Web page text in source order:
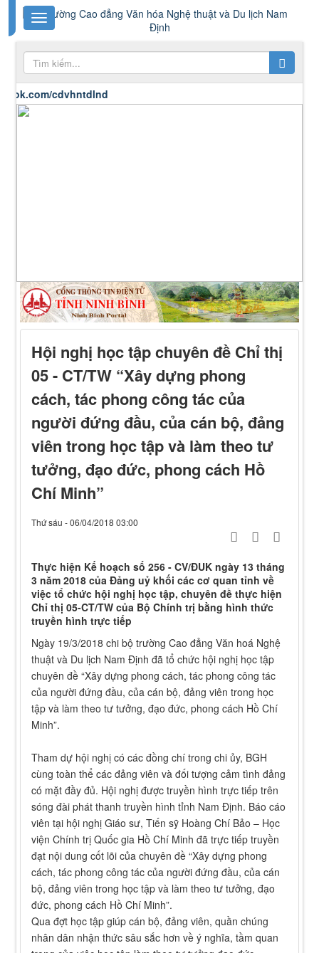
cdvhntdlnd
Hội nghị học tập chuyên đề Chỉ thị
05 - CT/TW “Xây dựng phong
cách, tác phong công tác của
người đứng đầu, của cán bộ, đảng
viên trong học tập và làm theo tư
tưởng, đạo đức, phong cách Hồ
Chí Minh”
Thứ sáu - 06/04/2018 03:00
Thực hiện Kế hoạch số 256 - CV/ĐUK ngày 13 tháng
3 năm 2018 của Đảng uỷ khối các cơ quan tỉnh về
việc tổ chức hội nghị học tập, chuyên đề thực hiện
Chỉ thị 05-CT/TW của Bộ Chính trị bằng hình thức
truyền hình trực tiếp
Ngày 19/3/2018 chi bộ trường Cao đẳng Văn hoá Nghệ
thuật và Du lịch Nam Định đã tổ chức hội nghị học tập
chuyên đề “Xây dựng phong cách, tác phong công tác
của người đứng đầu, của cán bộ, đảng viên trong học
tập và làm theo tư tưởng, đạo đức, phong cách Hồ Chí
Minh”.
Tham dự hội nghị có các đồng chí trong chi ủy, BGH
cùng toàn thể các đảng viên và đối tượng cảm tình đảng
có mặt đầy đủ. Hội nghị được truyền hình trực tiếp trên
sóng đài phát thanh truyền hình tỉnh Nam Định. Báo cáo
viên tại hội nghị Giáo sư, Tiến sỹ Hoàng Chí Bảo – Học
viện Chính trị Quốc gia Hồ Chí Minh đã trực tiếp truyền
đạt nội dung cốt lõi của chuyên đề “Xây dựng phong
cách, tác phong công tác của người đứng đầu, của cán
bộ, đảng viên trong học tập và làm theo tư tưởng, đạo
đức, phong cách Hồ Chí Minh”.
Qua đợt học tập giúp cán bộ, đảng viên, quần chúng
nhân dân nhận thức sâu sắc hơn về ý nghĩa, tầm quan